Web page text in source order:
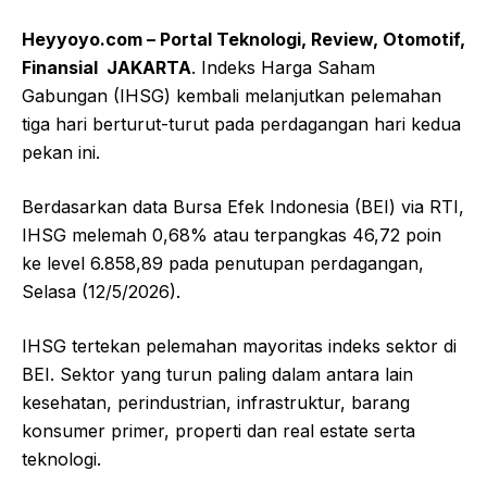
Heyyoyo.com – Portal Teknologi, Review, Otomotif,
Finansial JAKARTA. Indeks Harga Saham
Gabungan (IHSG) kembali melanjutkan pelemahan
tiga hari berturut-turut pada perdagangan hari kedua
pekan ini.
Berdasarkan data Bursa Efek Indonesia (BEI) via RTI,
IHSG melemah 0,68% atau terpangkas 46,72 poin
ke level 6.858,89 pada penutupan perdagangan,
Selasa (12/5/2026).
IHSG tertekan pelemahan mayoritas indeks sektor di
BEI. Sektor yang turun paling dalam antara lain
kesehatan, perindustrian, infrastruktur, barang
konsumer primer, properti dan real estate serta
teknologi.